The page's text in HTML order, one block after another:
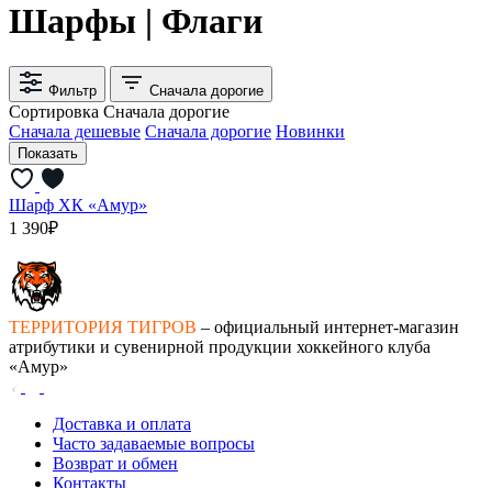
Шарфы | Флаги
Фильтр Сначала дорогие
Сортировка Сначала дорогие
Сначала дешевые Сначала дорогие Новинки
Шарф ХК «Амур»
1 390₽
ТЕРРИТОРИЯ ТИГРОВ – официальный интернет-магазин
атрибутики и сувенирной продукции хоккейного клуба
«Амур»
Доставка и оплата
Часто задаваемые вопросы
Возврат и обмен
Контакты